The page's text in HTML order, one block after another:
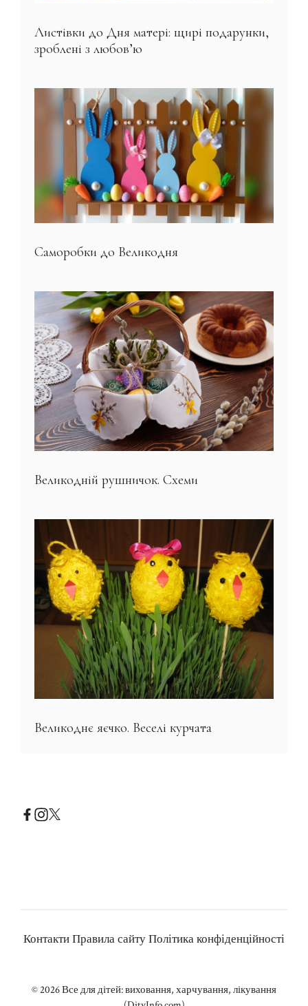
Листівки до Дня матері: щирі подарунки,
зроблені з любов’ю
Саморобки до Великодня
Великодній рушничок. Схеми
Великоднє яєчко. Веселі курчата
КонтактиПравила сайтуПолітика конфіденційності
© 2026Все для дітей: виховання, харчування, лікування